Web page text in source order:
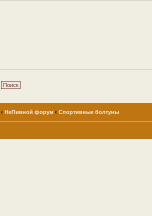
‹ НеПивной форум ‹ Спортивные болтуны